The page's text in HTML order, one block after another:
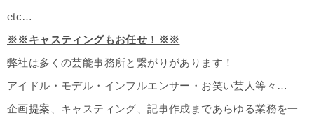
etc…
※※キャスティングもお任せ！※※
弊社は多くの芸能事務所と繋がりがあります！
アイドル・モデル・インフルエンサー・お笑い芸人等々…
企画提案、キャスティング、記事作成まであらゆる業務を一